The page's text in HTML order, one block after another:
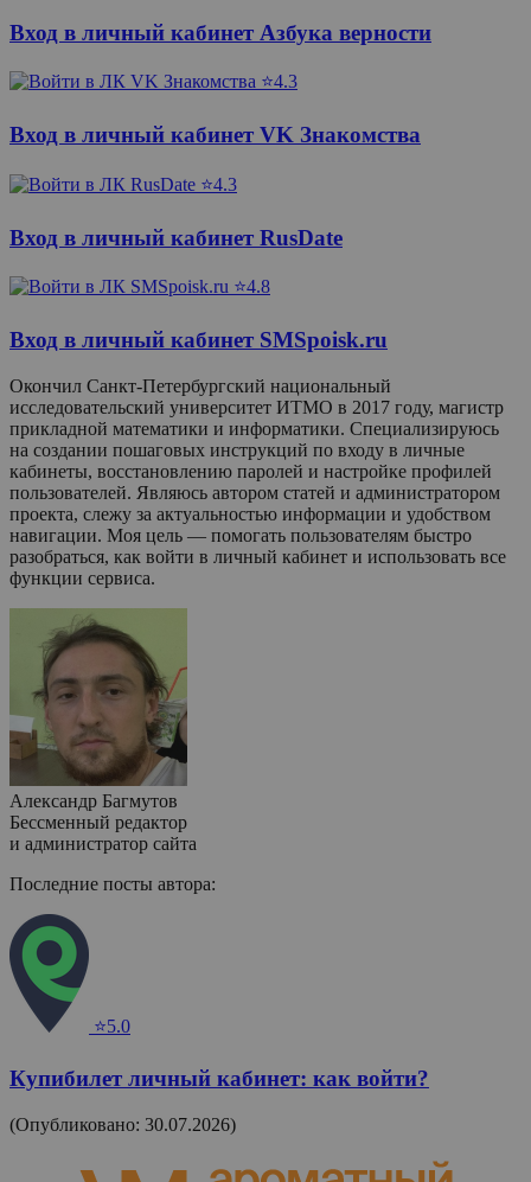
Вход в личный кабинет Азбука верности
⭐4.3
Вход в личный кабинет VK Знакомства
⭐4.3
Вход в личный кабинет RusDate
⭐4.8
Вход в личный кабинет SMSpoisk.ru
Окончил Санкт-Петербургский национальный
исследовательский университет ИТМО в 2017 году, магистр
прикладной математики и информатики. Специализируюсь
на создании пошаговых инструкций по входу в личные
кабинеты, восстановлению паролей и настройке профилей
пользователей. Являюсь автором статей и администратором
проекта, слежу за актуальностью информации и удобством
навигации. Моя цель — помогать пользователям быстро
разобраться, как войти в личный кабинет и использовать все
функции сервиса.
Александр Багмутов
Бессменный редактор
и администратор сайта
Последние посты автора:
⭐5.0
Купибилет личный кабинет: как войти?
(Опубликовано: 30.07.2026)